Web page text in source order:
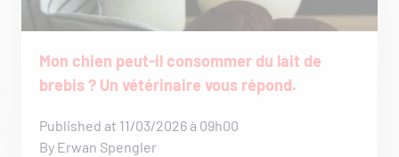
Mon chien peut-il consommer du lait de
brebis ? Un vétérinaire vous répond.
Published at 11/03/2026 à 09h00
By Erwan Spengler